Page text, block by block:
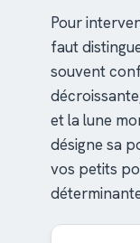
Pour
faut
souvent
et la lune
désigne sa
vos petits